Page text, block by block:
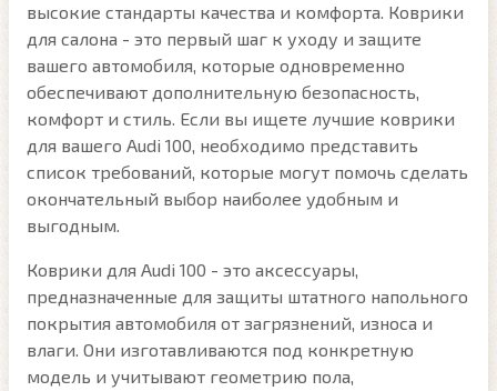
высокие стандарты качества и комфорта. Коврики
для салона - это первый шаг к уходу и защите
вашего автомобиля, которые одновременно
обеспечивают дополнительную безопасность,
комфорт и стиль. Если вы ищете лучшие коврики
для вашего Audi 100, необходимо представить
список требований, которые могут помочь сделать
окончательный выбор наиболее удобным и
выгодным.
Коврики для Audi 100 - это аксессуары,
предназначенные для защиты штатного напольного
покрытия автомобиля от загрязнений, износа и
влаги. Они изготавливаются под конкретную
модель и учитывают геометрию пола,